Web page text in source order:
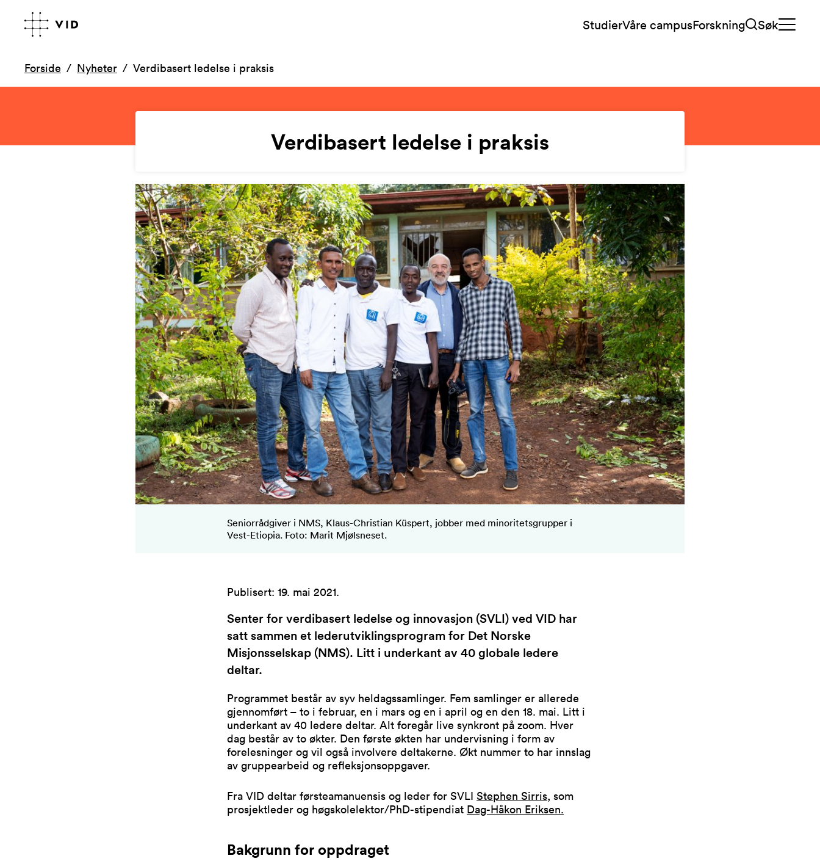
StudierVåre campusForskning Søk
Forside Nyheter Verdibasert ledelse i praksis
Verdibasert ledelse i praksis
Seniorrådgiver i NMS, Klaus-Christian Küspert, jobber med minoritetsgrupper i
Vest-Etiopia. Foto: Marit Mjølsneset.
Publisert: 19. mai 2021.
Senter for verdibasert ledelse og innovasjon (SVLI) ved VID har
satt sammen et lederutviklingsprogram for Det Norske
Misjonsselskap (NMS). Litt i underkant av 40 globale ledere
deltar.
Programmet består av syv heldagssamlinger. Fem samlinger er allerede
gjennomført – to i februar, en i mars og en i april og en den 18. mai. Litt i
underkant av 40 ledere deltar. Alt foregår live synkront på zoom. Hver
dag består av to økter. Den første økten har undervisning i form av
forelesninger og vil også involvere deltakerne. Økt nummer to har innslag
av gruppearbeid og refleksjonsoppgaver.
Fra VID deltar førsteamanuensis og leder for SVLI Stephen Sirris, som
prosjektleder og høgskolelektor/PhD-stipendiat Dag-Håkon Eriksen.
Bakgrunn for oppdraget